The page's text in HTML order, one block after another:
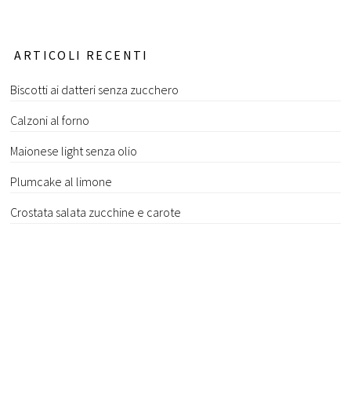
ARTICOLI RECENTI
Biscotti ai datteri senza zucchero
Calzoni al forno
Maionese light senza olio
Plumcake al limone
Crostata salata zucchine e carote